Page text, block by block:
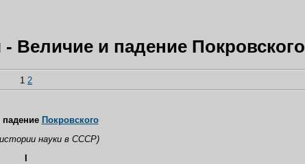
Величие и падение Покровского
1 2
падение Покровского
науки в СССР)